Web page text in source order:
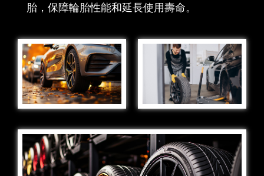
胎，保障輪胎性能和延長使用壽命。